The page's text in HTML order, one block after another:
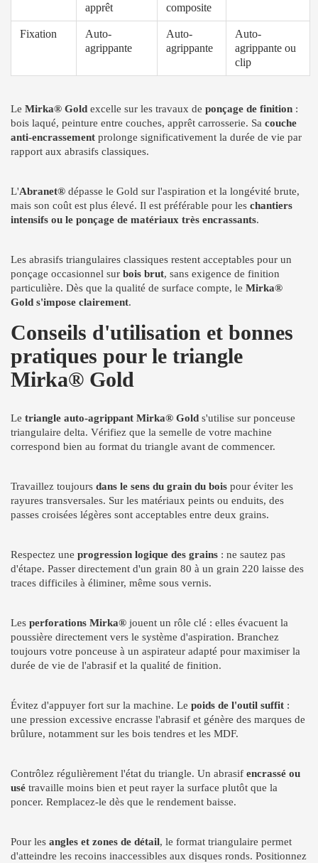
apprêt
composite
Fixation
Auto-
agrippante
Auto-
agrippante
Auto-
agrippante ou
clip
Le Mirka® Gold excelle sur les travaux de ponçage de finition :
bois laqué, peinture entre couches, apprêt carrosserie. Sa couche
anti-encrassement prolonge significativement la durée de vie par
rapport aux abrasifs classiques.
L'Abranet® dépasse le Gold sur l'aspiration et la longévité brute,
mais son coût est plus élevé. Il est préférable pour les chantiers
intensifs ou le ponçage de matériaux très encrassants.
Les abrasifs triangulaires classiques restent acceptables pour un
ponçage occasionnel sur bois brut, sans exigence de finition
particulière. Dès que la qualité de surface compte, le Mirka®
Gold s'impose clairement.
Conseils d'utilisation et bonnes
pratiques pour le triangle
Mirka® Gold
Le triangle auto-agrippant Mirka® Gold s'utilise sur ponceuse
triangulaire delta. Vérifiez que la semelle de votre machine
correspond bien au format du triangle avant de commencer.
Travaillez toujours dans le sens du grain du bois pour éviter les
rayures transversales. Sur les matériaux peints ou enduits, des
passes croisées légères sont acceptables entre deux grains.
Respectez une progression logique des grains : ne sautez pas
d'étape. Passer directement d'un grain 80 à un grain 220 laisse des
traces difficiles à éliminer, même sous vernis.
Les perforations Mirka® jouent un rôle clé : elles évacuent la
poussière directement vers le système d'aspiration. Branchez
toujours votre ponceuse à un aspirateur adapté pour maximiser la
durée de vie de l'abrasif et la qualité de finition.
Évitez d'appuyer fort sur la machine. Le poids de l'outil suffit :
une pression excessive encrasse l'abrasif et génère des marques de
brûlure, notamment sur les bois tendres et les MDF.
Contrôlez régulièrement l'état du triangle. Un abrasif encrassé ou
usé travaille moins bien et peut rayer la surface plutôt que la
poncer. Remplacez-le dès que le rendement baisse.
Pour les angles et zones de détail, le format triangulaire permet
d'atteindre les recoins inaccessibles aux disques ronds. Positionnez